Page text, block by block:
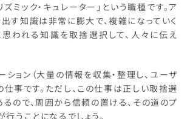
ミック・キュレーター」という職種です。ア
す知識は非常に膨大で、複雑になっていく
思われる知識を取捨選択して、人々に伝え
ション（大量の情報を収集・整理し、ユーザ
仕事です。ただし、この仕事は正しい取捨選
ので、周囲から信頼の置ける、その道のプ
行うことになるでしょう。